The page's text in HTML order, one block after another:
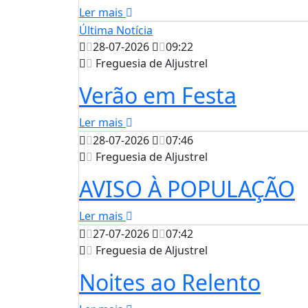
Ler mais
Última Notícia
28-07-2026
09:22
Freguesia de Aljustrel
Verão em Festa
Ler mais
28-07-2026
07:46
Freguesia de Aljustrel
AVISO À POPULAÇÃO
Ler mais
27-07-2026
07:42
Freguesia de Aljustrel
Noites ao Relento